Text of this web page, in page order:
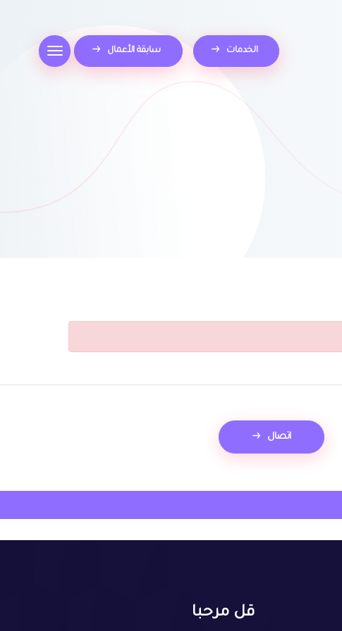
الخدمات سابقة الأعمال
اتصال
قل مرحبا